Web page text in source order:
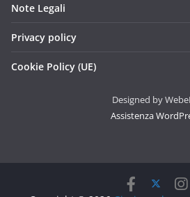
Note Legali
Privacy policy
Cookie Policy (UE)
Designed by
Assistenza